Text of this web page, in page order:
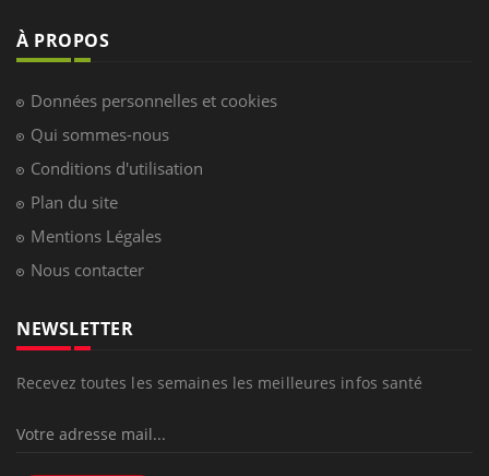
À PROPOS
Données personnelles et cookies
Qui sommes-nous
Conditions d'utilisation
Plan du site
Mentions Légales
Nous contacter
NEWSLETTER
Recevez toutes les semaines les meilleures infos santé